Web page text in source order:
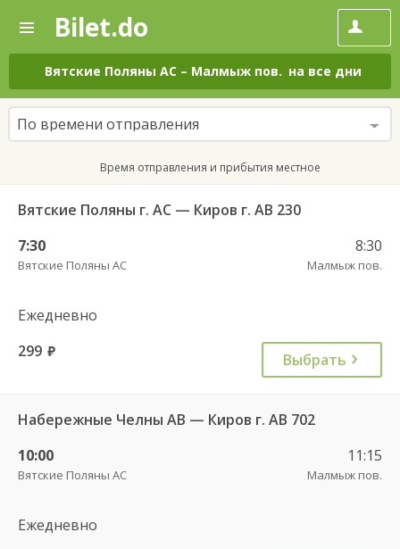
—
Поиск
и
покупка
билетов
на
автобус
онлайн
Bilet.do
Вятские Поляны АС – Малмыж пов. на все дни
По времени отправления
Время отправления и прибытия местное
Вятские Поляны г. АС — Киров г. АВ 230
7:30
Вятские Поляны АС
8:30
Малмыж пов.
Ежедневно
299 руб. Выбрать
Набережные Челны АВ — Киров г. АВ 702
10:00
Вятские Поляны АС
11:15
Малмыж пов.
Ежедневно